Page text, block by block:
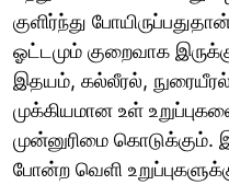
குளிர்ந்து
ஓட்டமும் குறைவாக
இதயம், கல்லீரல்,
முக்கியமான உள்
முன்னுரிமை
போன்ற வெளி